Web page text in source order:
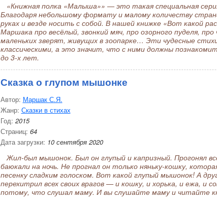
«Книжная полка «Малыша»» — это такая специальная
Благодаря небольшому формату и малому количеству
руках и везде носить с собой. В нашей книжке «Вот какой
Маршака про весёлый, звонкий мяч, про озорного пуделя, про
маленьких зверят, живущих в зоопарке… Эти чудесные
классическими, а это значит, что с ними должны
до 3-х лет.
Сказка о глупом мышонке
Автор: Маршак С.Я.
Жанр: Сказки в стихах
Год: 2015
Страниц: 64
Дата загрузки: 10 сентября 2020
Жил-был мышонок. Был он глупый и капризный. Прогонял
баюкали на ночь. Не прогнал он только няньку-кошку,
песенку сладким голоском. Вот какой глупый мышонок! А
перехитрил всех своих врагов — и кошку, и хорька, и ежа, и
потому, что слушал маму. И вы слушайте маму и читайте